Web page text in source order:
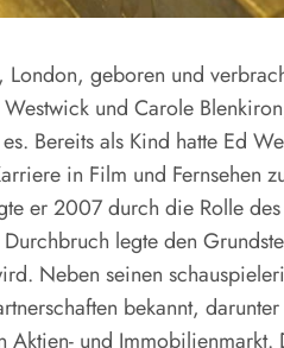
geboren und
und Carole
Bereits als Kind hatte Ed
in Film und Fernsehen
er 2007 durch die Rolle
legte den
Neben seinen
bekannt,
und